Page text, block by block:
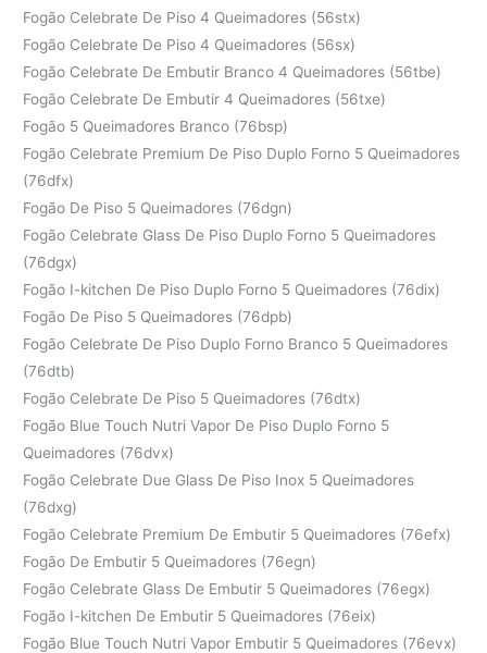
Fogão Celebrate De Piso 4 Queimadores (56stx)
Fogão Celebrate De Piso 4 Queimadores (56sx)
Fogão Celebrate De Embutir Branco 4 Queimadores (56tbe)
Fogão Celebrate De Embutir 4 Queimadores (56txe)
Fogão 5 Queimadores Branco (76bsp)
Fogão Celebrate Premium De Piso Duplo Forno 5 Queimadores
(76dfx)
Fogão De Piso 5 Queimadores (76dgn)
Fogão Celebrate Glass De Piso Duplo Forno 5 Queimadores
(76dgx)
Fogão I-kitchen De Piso Duplo Forno 5 Queimadores (76dix)
Fogão De Piso 5 Queimadores (76dpb)
Fogão Celebrate De Piso Duplo Forno Branco 5 Queimadores
(76dtb)
Fogão Celebrate De Piso 5 Queimadores (76dtx)
Fogão Blue Touch Nutri Vapor De Piso Duplo Forno 5
Queimadores (76dvx)
Fogão Celebrate Due Glass De Piso Inox 5 Queimadores
(76dxg)
Fogão Celebrate Premium De Embutir 5 Queimadores (76efx)
Fogão De Embutir 5 Queimadores (76egn)
Fogão Celebrate Glass De Embutir 5 Queimadores (76egx)
Fogão I-kitchen De Embutir 5 Queimadores (76eix)
Fogão Blue Touch Nutri Vapor Embutir 5 Queimadores (76evx)